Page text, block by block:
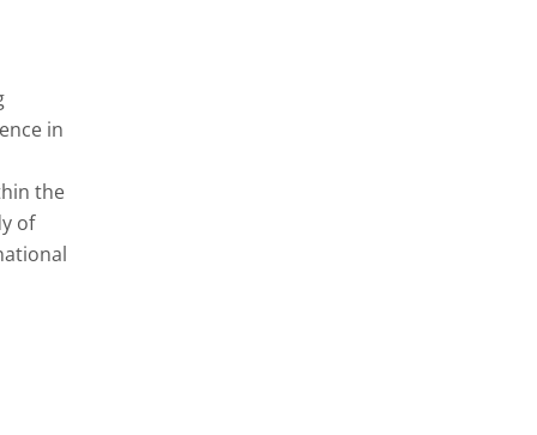
in
the
of